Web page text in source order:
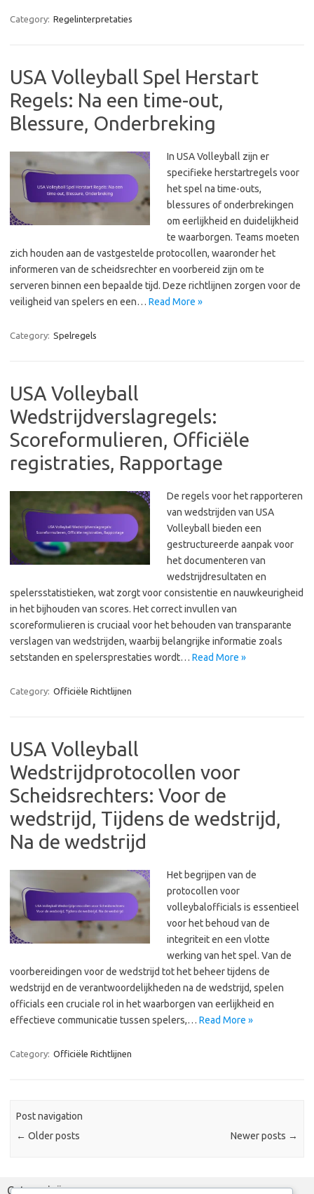
Category: Regelinterpretaties
USA Volleyball Spel Herstart
Regels: Na een time-out,
Blessure, Onderbreking
In USA Volleyball zijn er
specifieke herstartregels voor
het spel na time-outs,
blessures of onderbrekingen
om eerlijkheid en duidelijkheid
te waarborgen. Teams moeten
zich houden aan de vastgestelde protocollen, waaronder het
informeren van de scheidsrechter en voorbereid zijn om te
serveren binnen een bepaalde tijd. Deze richtlijnen zorgen voor de
veiligheid van spelers en een… Read More »
Category: Spelregels
USA Volleyball
Wedstrijdverslagregels:
Scoreformulieren, Officiële
registraties, Rapportage
De regels voor het rapporteren
van wedstrijden van USA
Volleyball bieden een
gestructureerde aanpak voor
het documenteren van
wedstrijdresultaten en
spelersstatistieken, wat zorgt voor consistentie en nauwkeurigheid
in het bijhouden van scores. Het correct invullen van
scoreformulieren is cruciaal voor het behouden van transparante
verslagen van wedstrijden, waarbij belangrijke informatie zoals
setstanden en spelersprestaties wordt… Read More »
Category: Officiële Richtlijnen
USA Volleyball
Wedstrijdprotocollen voor
Scheidsrechters: Voor de
wedstrijd, Tijdens de wedstrijd,
Na de wedstrijd
Het begrijpen van de
protocollen voor
volleybalofficials is essentieel
voor het behoud van de
integriteit en een vlotte
werking van het spel. Van de
voorbereidingen voor de wedstrijd tot het beheer tijdens de
wedstrijd en de verantwoordelijkheden na de wedstrijd, spelen
officials een cruciale rol in het waarborgen van eerlijkheid en
effectieve communicatie tussen spelers,… Read More »
Category: Officiële Richtlijnen
Post navigation
← Older posts Newer posts →
Categorieën